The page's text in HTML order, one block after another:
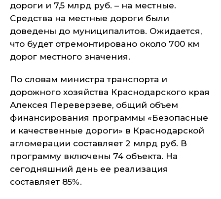
дороги и 7,5 млрд руб. – на местные.
Средства на местные дороги были
доведены до муниципалитов. Ожидается,
что будет отремонтировано около 700 км
дорог местного значения.
По словам министра транспорта и
дорожного хозяйства Краснодарского края
Алексея Переверзеве, общий объем
финансирования программы «Безопасные
и качественные дороги» в Краснодарской
агломерации составляет 2 млрд руб. В
программу включены 74 объекта. На
сегодняшний день ее реализация
составляет 85%.